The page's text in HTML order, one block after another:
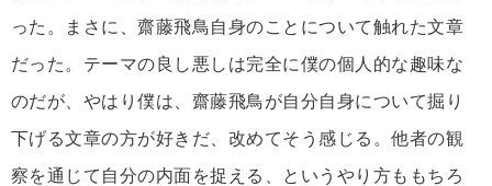
った。まさに、齋藤飛鳥自身のことについて触れた文章
だった。テーマの良し悪しは完全に僕の個人的な趣味な
のだが、やはり僕は、齋藤飛鳥が自分自身について掘り
下げる文章の方が好きだ、改めてそう感じる。他者の観
察を通じて自分の内面を捉える、というやり方ももちろ